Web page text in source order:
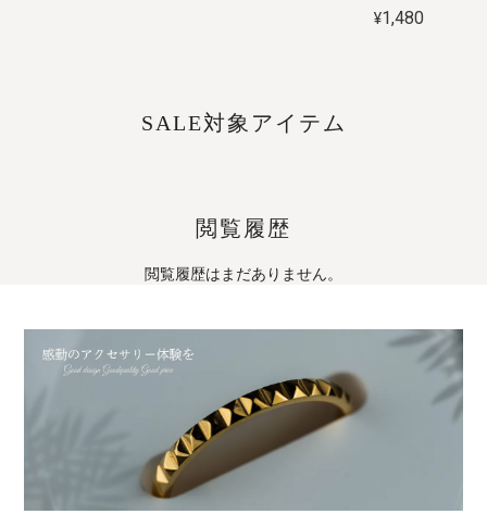
¥1,480
SALE対象アイテム
閲覧履歴
閲覧履歴はまだありません。